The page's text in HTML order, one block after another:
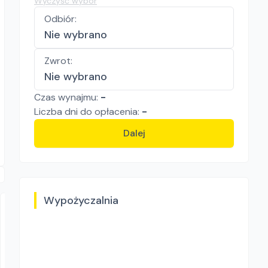
Odbiór:
Nie wybrano
Zwrot:
Nie wybrano
Czas wynajmu: -
Liczba dni do opłacenia: -
Dalej
Wypożyczalnia